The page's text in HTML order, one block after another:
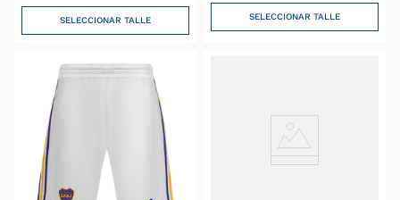
SELECCIONAR TALLE SELECCIONAR TALLE